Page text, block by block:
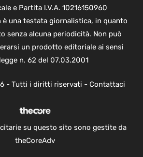
e Partita I.V.A. 10216150960
è una testata giornalistica, in quanto
senza alcuna periodicità. Non può
un prodotto editoriale ai sensi
n. 62 del 07.03.2001
- Tutti i diritti riservati - Contattaci
su questo sito sono gestite da
theCoreAdv